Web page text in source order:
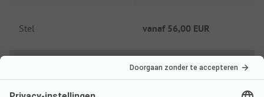
Stel vanaf 56,00 EUR
Laagseizoen prijs per nacht